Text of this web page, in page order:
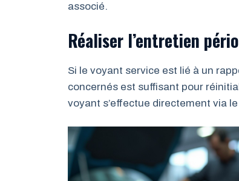
associé.
Réaliser l’entretien
Si le voyant service est lié à un
concernés est suffisant pour
voyant s’effectue directement via